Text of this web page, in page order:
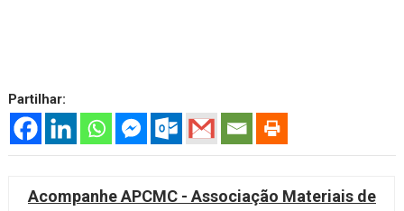
Partilhar:
Acompanhe APCMC - Associação Materiais de